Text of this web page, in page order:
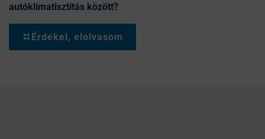
autóklímatisztítás között?
Érdekel, elolvasom